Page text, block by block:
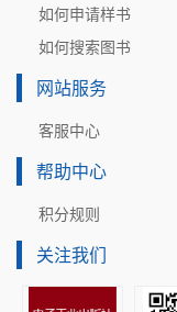
如何申请样书
如何搜索图书
网站服务
客服中心
帮助中心
积分规则
关注我们